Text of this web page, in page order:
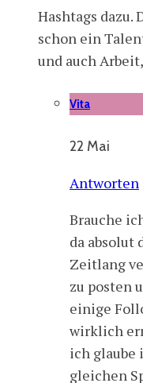
Hashtags dazu.
schon ein
und auch
Vita
22 Mai
Antworten
Brauche
da absolut
Zeitlang
zu posten
einige
wirklich
ich glaube
gleichen